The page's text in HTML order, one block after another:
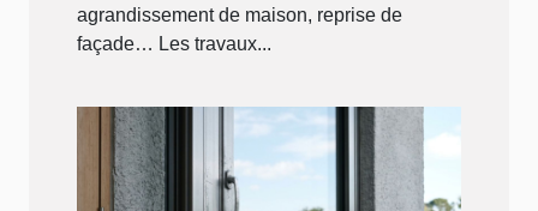
agrandissement de maison, reprise de
façade… Les travaux...